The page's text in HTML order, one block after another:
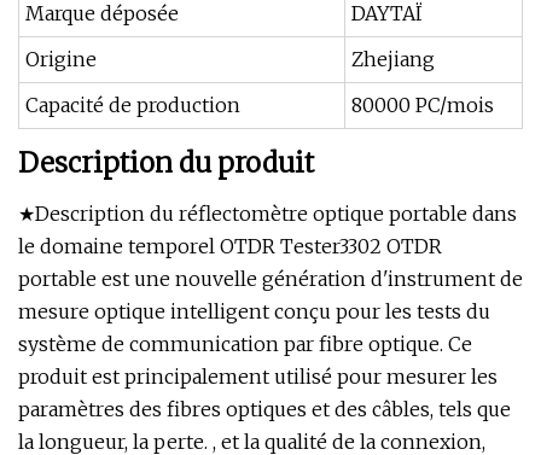
Marque déposée
DAYTAÏ
Origine
Zhejiang
Capacité de production
80000 PC/mois
Description du produit
★Description du réflectomètre optique portable dans
le domaine temporel OTDR Tester3302 OTDR
portable est une nouvelle génération d'instrument de
mesure optique intelligent conçu pour les tests du
système de communication par fibre optique. Ce
produit est principalement utilisé pour mesurer les
paramètres des fibres optiques et des câbles, tels que
la longueur, la perte. , et la qualité de la connexion,